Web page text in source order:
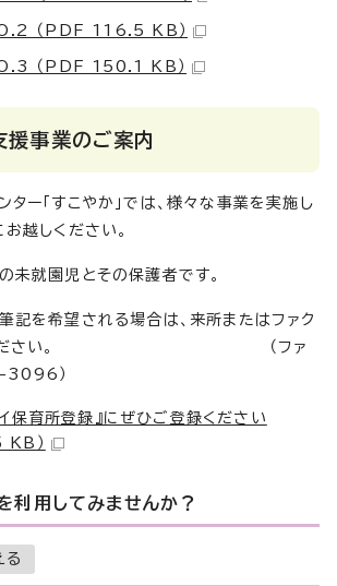
（PDF 116.5 KB）
（PDF 150.1 KB）
援事業のご案内
ー「すこやか」では、様々な事業を実施し
越しください。
未就園児とその保護者です。
記を希望される場合は、来所またはファク
らせください。 （ファ
）
保育所登録』にぜひご登録ください
）
利用してみませんか？
る